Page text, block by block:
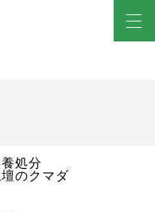
処分
のクマダ